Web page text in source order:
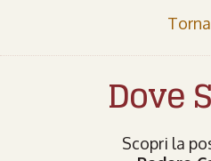
Dove
Scopri la